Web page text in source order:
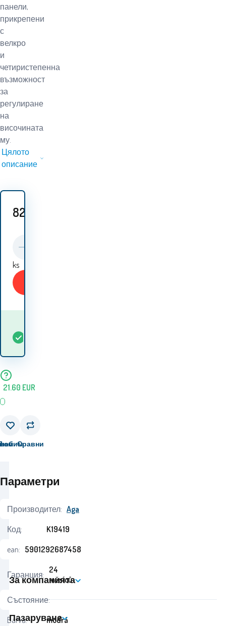
панели,
прикрепени
с
велкро
и
четиристепенна
възможност
за
регулиране
на
височината
му.
Цялото
описание
82.60
ks
21.60 EUR
Сравни
Параметри
Производител: Aga
Код:
K19419
ean: 5901292687458
Гаранция: 24
měsíců
Състояние:
Barva:
modrá
За компанията
Пазаруване